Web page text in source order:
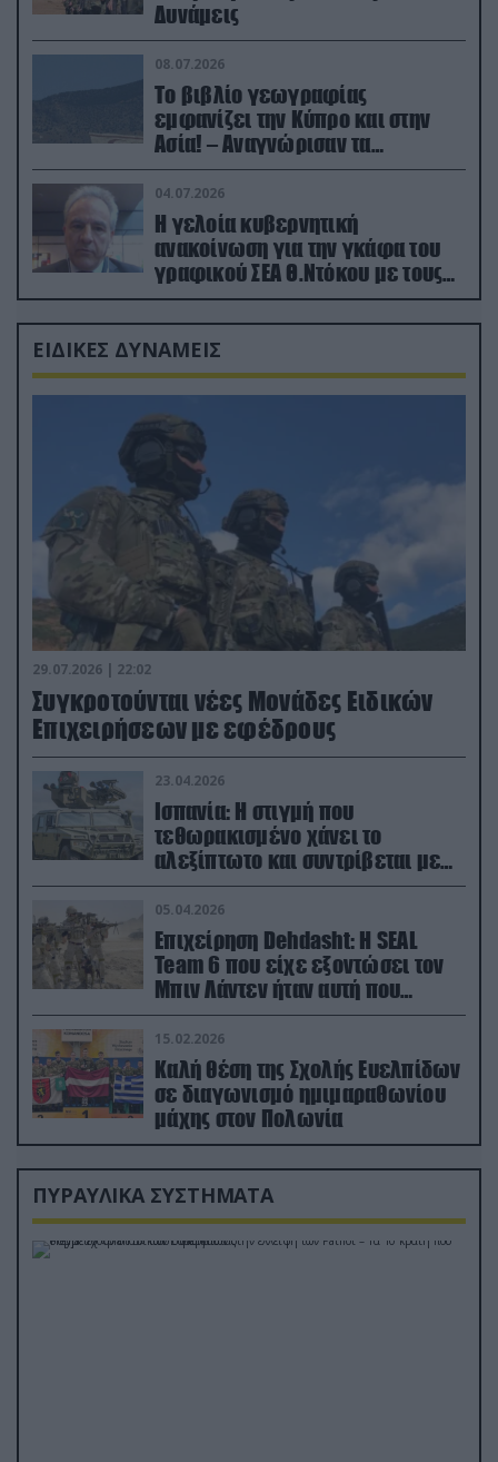
Δυνάμεις
08.07.2026
Το βιβλίο γεωγραφίας
εμφανίζει την Κύπρο και στην
Ασία! – Αναγνώρισαν τα
κατεχόμενα; (φωτο)
04.07.2026
Η γελοία κυβερνητική
ανακοίνωση για την γκάφα του
γραφικού ΣΕΑ Θ.Ντόκου με τους
Ρώσους φαρσέρ
ΕΙΔΙΚΕΣ ΔΥΝΑΜΕΙΣ
29.07.2026 | 22:02
Συγκροτούνται νέες Μονάδες Ειδικών
Επιχειρήσεων με εφέδρους
23.04.2026
Ισπανία: Η στιγμή που
τεθωρακισμένο χάνει το
αλεξίπτωτο και συντρίβεται με
ορμή στο έδαφος (βίντεο)
05.04.2026
Επιχείρηση Dehdasht: Η SEAL
Team 6 που είχε εξοντώσει τον
Μπιν Λάντεν ήταν αυτή που
διέσωσε τον πιλότο του F-15
15.02.2026
Καλή θέση της Σχολής Ευελπίδων
σε διαγωνισμό ημιμαραθωνίου
μάχης στον Πολωνία
ΠΥΡΑΥΛΙΚΑ ΣΥΣΤΗΜΑΤΑ